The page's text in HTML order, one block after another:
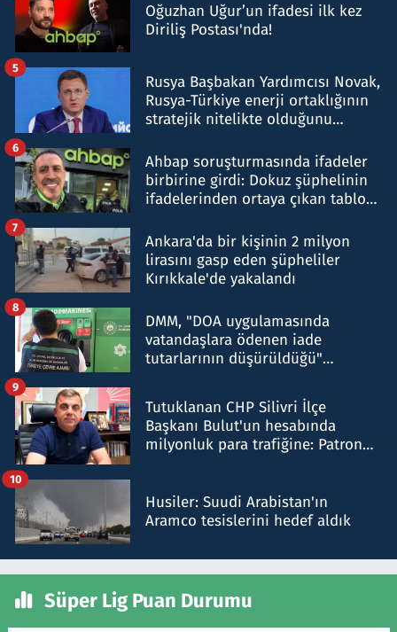
Oğuzhan Uğur’un ifadesi ilk kez
Diriliş Postası'nda!
Rusya Başbakan Yardımcısı Novak,
Rusya-Türkiye enerji ortaklığının
stratejik nitelikte olduğunu
5
Ahbap soruşturmasında ifadeler
birbirine girdi: Dokuz şüphelinin
ifadelerinden ortaya çıkan tablo
6
Ankara'da bir kişinin 2 milyon
lirasını gasp eden şüpheliler
Kırıkkale'de yakalandı
7
DMM, "DOA uygulamasında
vatandaşlara ödenen iade
tutarlarının düşürüldüğü"
8
Tutuklanan CHP Silivri İlçe
Başkanı Bulut'un hesabında
milyonluk para trafiğine: Patron
9
Husiler: Suudi Arabistan'ın
Aramco tesislerini hedef aldık
10
Süper Lig Puan Durumu